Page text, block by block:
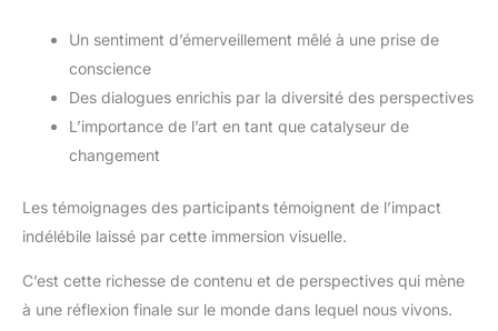
Un sentiment d’émerveillement mêlé à une prise de
conscience
Des dialogues enrichis par la diversité des perspectives
L’importance de l’art en tant que catalyseur de
changement
Les témoignages des participants témoignent de l’impact
indélébile laissé par cette immersion visuelle.
C’est cette richesse de contenu et de perspectives qui mène
à une réflexion finale sur le monde dans lequel nous vivons.